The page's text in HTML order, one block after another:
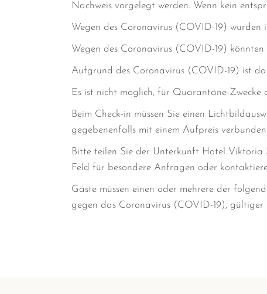
Nachweis vorgelegt werden. Wenn kein
Wegen des Coronavirus (COVID-19) wurden
Wegen des Coronavirus (COVID-19)
Aufgrund des Coronavirus (COVID-19) ist
Es ist nicht möglich, für Quarantäne-
Beim Check-in müssen Sie einen
gegebenenfalls mit einem Aufpreis verbunden.
Bitte teilen Sie der Unterkunft Hotel Viktoria
Feld für besondere Anfragen oder
Gäste müssen einen oder mehrere der
gegen das Coronavirus (COVID-19), gültiger